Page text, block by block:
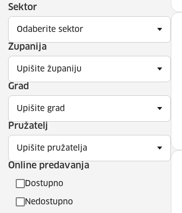
Sektor
Odaberite sektor
Županija
Upišite županiju
Grad
Upišite grad
Pružatelj
Upišite pružatelja
Online predavanja
Dostupno
Nedostupno